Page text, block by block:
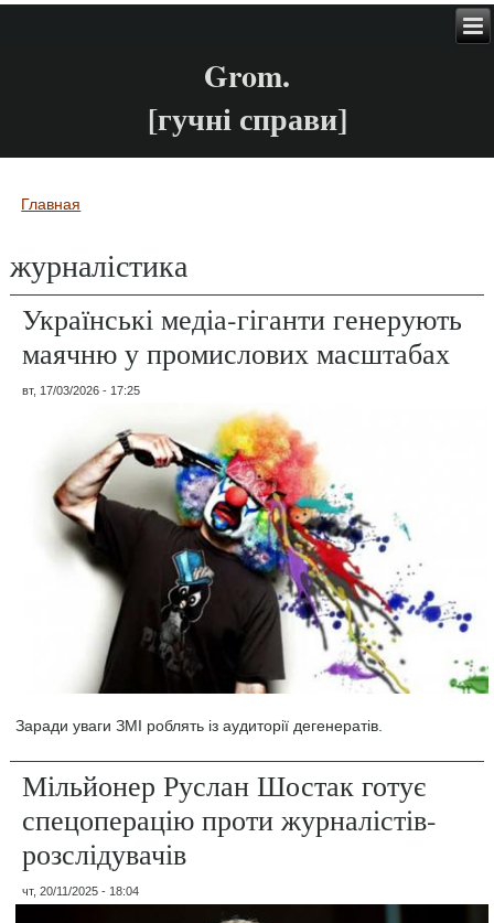
Grom.
[гучні справи]
Вы здесь
Главная
журналістика
Українські медіа-гіганти генерують
маячню у промислових масштабах
вт, 17/03/2026 - 17:25
Заради уваги ЗМІ роблять із аудиторії дегенератів.
Мільйонер Руслан Шостак готує
спецоперацію проти журналістів-
розслідувачів
чт, 20/11/2025 - 18:04